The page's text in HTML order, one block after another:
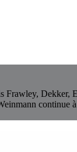
Frawley, Dekker,
continue à